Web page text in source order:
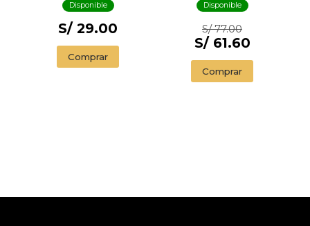
Disponible
S/ 29.00
Comprar
Disponible
S/ 77.00
S/ 61.60
Comprar